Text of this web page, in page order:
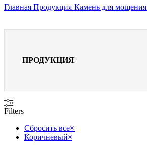
Главная Продукция Камень для мощения
ПРОДУКЦИЯ
Filters
Сбросить все×
Коричневый×